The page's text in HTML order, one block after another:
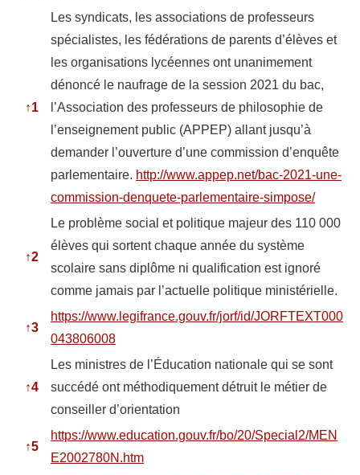
↑1
Les syndicats, les associations de professeurs
spécialistes, les fédérations de parents d’élèves et
les organisations lycéennes ont unanimement
dénoncé le naufrage de la session 2021 du bac,
l’Association des professeurs de philosophie de
l’enseignement public (APPEP) allant jusqu’à
demander l’ouverture d’une commission d’enquête
parlementaire. http://www.appep.net/bac-2021-une-
commission-denquete-parlementaire-simpose/
↑2
Le problème social et politique majeur des 110 000
élèves qui sortent chaque année du système
scolaire sans diplôme ni qualification est ignoré
comme jamais par l’actuelle politique ministérielle.
↑3
https://www.legifrance.gouv.fr/jorf/id/JORFTEXT000
043806008
↑4
Les ministres de l’Éducation nationale qui se sont
succédé ont méthodiquement détruit le métier de
conseiller d’orientation
↑5
https://www.education.gouv.fr/bo/20/Special2/MEN
E2002780N.htm